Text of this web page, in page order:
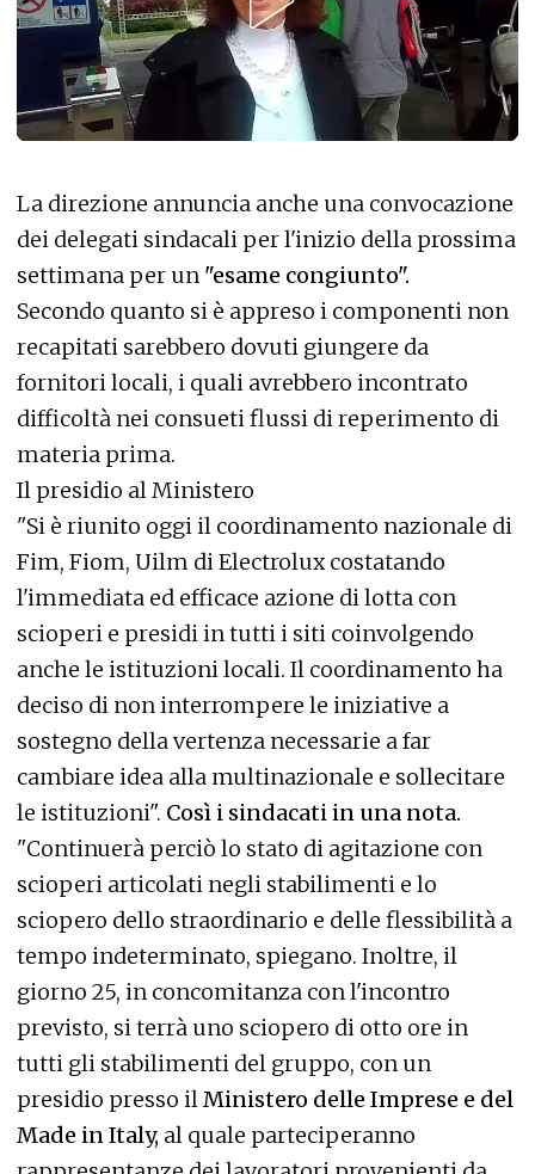
La direzione annuncia anche una convocazione
dei delegati sindacali per l'inizio della prossima
settimana per un "esame congiunto".
Secondo quanto si è appreso i componenti non
recapitati sarebbero dovuti giungere da
fornitori locali, i quali avrebbero incontrato
difficoltà nei consueti flussi di reperimento di
materia prima.
Il presidio al Ministero
"Si è riunito oggi il coordinamento nazionale di
Fim, Fiom, Uilm di Electrolux costatando
l'immediata ed efficace azione di lotta con
scioperi e presidi in tutti i siti coinvolgendo
anche le istituzioni locali. Il coordinamento ha
deciso di non interrompere le iniziative a
sostegno della vertenza necessarie a far
cambiare idea alla multinazionale e sollecitare
le istituzioni". Così i sindacati in una nota.
"Continuerà perciò lo stato di agitazione con
scioperi articolati negli stabilimenti e lo
sciopero dello straordinario e delle flessibilità a
tempo indeterminato, spiegano. Inoltre, il
giorno 25, in concomitanza con l'incontro
previsto, si terrà uno sciopero di otto ore in
tutti gli stabilimenti del gruppo, con un
presidio presso il Ministero delle Imprese e del
Made in Italy, al quale parteciperanno